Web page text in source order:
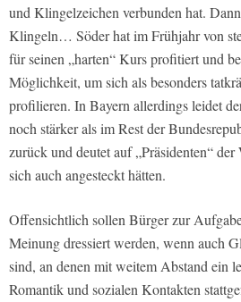
und Klingelzeichen verbunden hat.
Klingeln… Söder hat im Frühjahr von
für seinen „harten“ Kurs profitiert und
Möglichkeit, um sich als besonders
profilieren. In Bayern allerdings leidet
noch stärker als im Rest der
zurück und deutet auf „Präsidenten“
sich auch angesteckt hätten.
Offensichtlich sollen Bürger zur
Meinung dressiert werden, wenn auch
sind, an denen mit weitem Abstand ein
Romantik und sozialen Kontakten